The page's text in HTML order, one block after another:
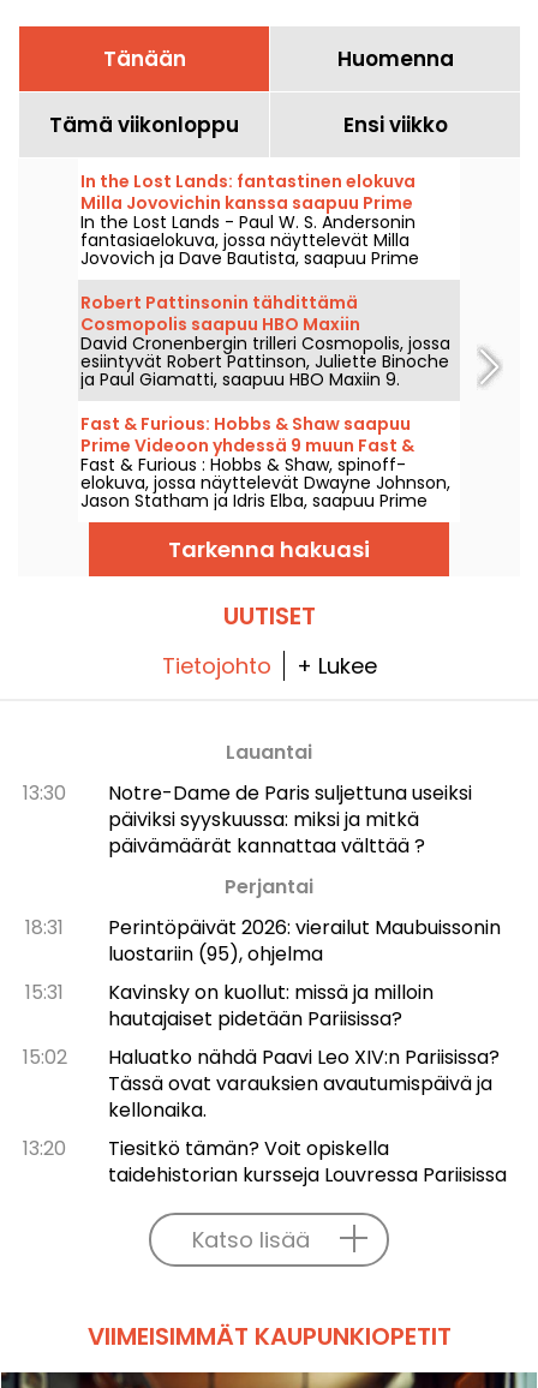
Tänään Huomenna
Tämä viikonloppu Ensi viikko
In the Lost Lands: fantastinen elokuva
Milla Jovovichin kanssa saapuu Prime
Videoon
In the Lost Lands - Paul W. S. Andersonin
fantasiaelokuva, jossa näyttelevät Milla
Jovovich ja Dave Bautista, saapuu Prime
Videoon 7. elokuuta 2026.
Robert Pattinsonin tähdittämä
Cosmopolis saapuu HBO Maxiin
David Cronenbergin trilleri Cosmopolis, jossa
esiintyvät Robert Pattinson, Juliette Binoche
ja Paul Giamatti, saapuu HBO Maxiin 9.
elokuuta 2026.
Fast & Furious: Hobbs & Shaw saapuu
Prime Videoon yhdessä 9 muun Fast &
Furious -elokuvan kanssa
Fast & Furious : Hobbs & Shaw, spinoff-
elokuva, jossa näyttelevät Dwayne Johnson,
Jason Statham ja Idris Elba, saapuu Prime
Videoon 1. elokuuta 2026.
Tarkenna hakuasi
UUTISET
Tietojohto + Lukee
Lauantai
13:30
Notre-Dame de Paris suljettuna useiksi
päiviksi syyskuussa: miksi ja mitkä
päivämäärät kannattaa välttää ?
Perjantai
18:31
Perintöpäivät 2026: vierailut Maubuissonin
luostariin (95), ohjelma
15:31
Kavinsky on kuollut: missä ja milloin
hautajaiset pidetään Pariisissa?
15:02
Haluatko nähdä Paavi Leo XIV:n Pariisissa?
Tässä ovat varauksien avautumispäivä ja
kellonaika.
13:20
Tiesitkö tämän? Voit opiskella
taidehistorian kursseja Louvressa Pariisissa
Katso lisää
VIIMEISIMMÄT KAUPUNKIOPETIT